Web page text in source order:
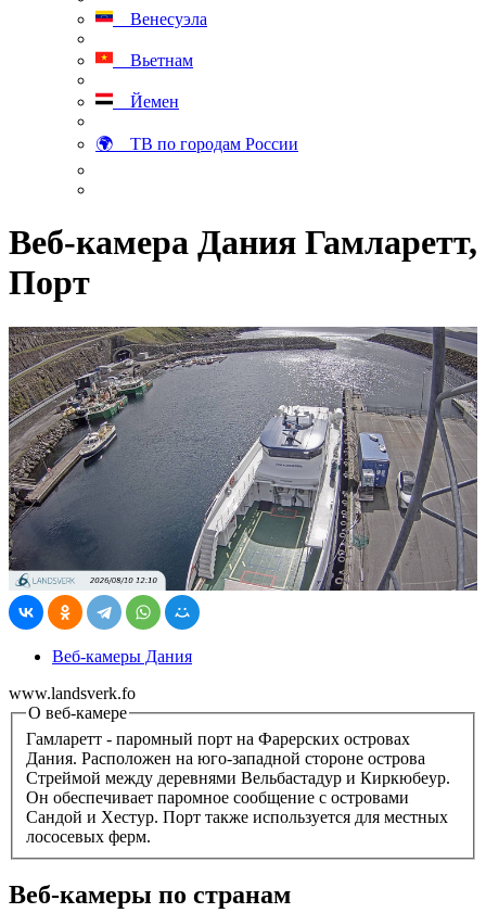
Венесуэла
Вьетнам
Йемен
🌍 ТВ по городам России
Веб-камера Дания Гамларетт,
Порт
Веб-камеры Дания
www.landsverk.fo
О веб-камере
Гамларетт - паромный порт на Фарерских островах
Дания. Расположен на юго-западной стороне острова
Стреймой между деревнями Вельбастадур и Киркюбеур.
Он обеспечивает паромное сообщение с островами
Сандой и Хестур. Порт также используется для местных
лососевых ферм.
Веб-камеры по странам